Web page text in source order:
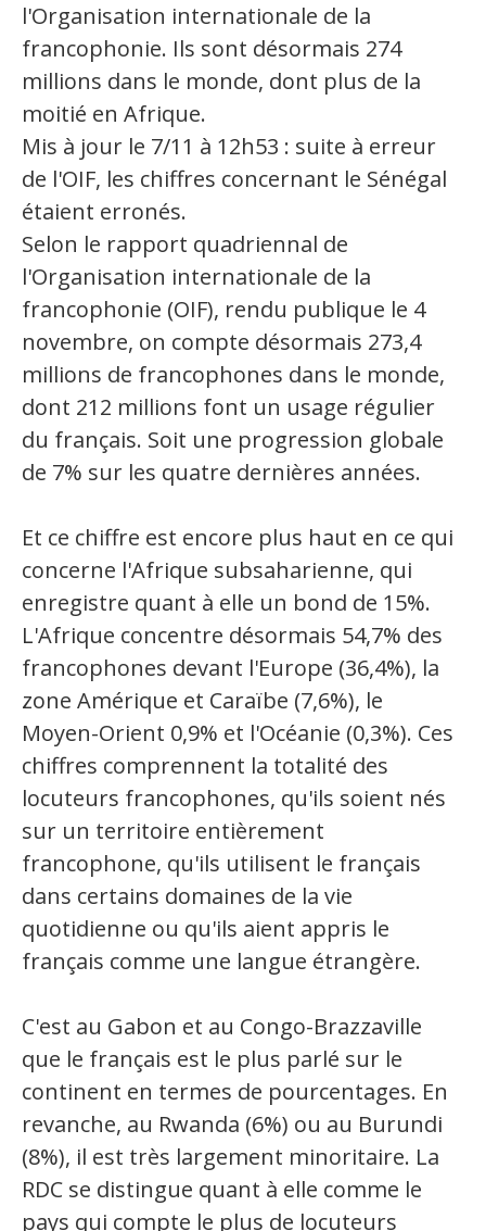
Vidéos
Revue de presse
Langue du travail
Francisation de l'Administration
Recueil de bonnes pratiques
Secteurs d'activité
Hébergement et restauration
Plastiques et composites
Télécommunications
Aéronautique
Automobile
Terminologie
Ressources terminologiques
Capsules linguistiques
Jeux et outils terminolinguistiques
Intégration linguistique
Cours de français
Témoignages
Espace militant
Matériel à télécharger
Nos campagnes
l'Organisation internationale de la
francophonie. Ils sont désormais 274
millions dans le monde, dont plus de la
moitié en Afrique.
Mis à jour le 7/11 à 12h53 : suite à erreur
de l'OIF, les chiffres concernant le Sénégal
étaient erronés.
Selon le rapport quadriennal de
l'Organisation internationale de la
francophonie (OIF), rendu publique le 4
novembre, on compte désormais 273,4
millions de francophones dans le monde,
dont 212 millions font un usage régulier
du français. Soit une progression globale
de 7% sur les quatre dernières années.
Et ce chiffre est encore plus haut en ce qui
concerne l'Afrique subsaharienne, qui
enregistre quant à elle un bond de 15%.
L'Afrique concentre désormais 54,7% des
francophones devant l'Europe (36,4%), la
zone Amérique et Caraïbe (7,6%), le
Moyen-Orient 0,9% et l'Océanie (0,3%). Ces
chiffres comprennent la totalité des
locuteurs francophones, qu'ils soient nés
sur un territoire entièrement
francophone, qu'ils utilisent le français
dans certains domaines de la vie
quotidienne ou qu'ils aient appris le
français comme une langue étrangère.
C'est au Gabon et au Congo-Brazzaville
que le français est le plus parlé sur le
continent en termes de pourcentages. En
revanche, au Rwanda (6%) ou au Burundi
(8%), il est très largement minoritaire. La
RDC se distingue quant à elle comme le
pays qui compte le plus de locuteurs